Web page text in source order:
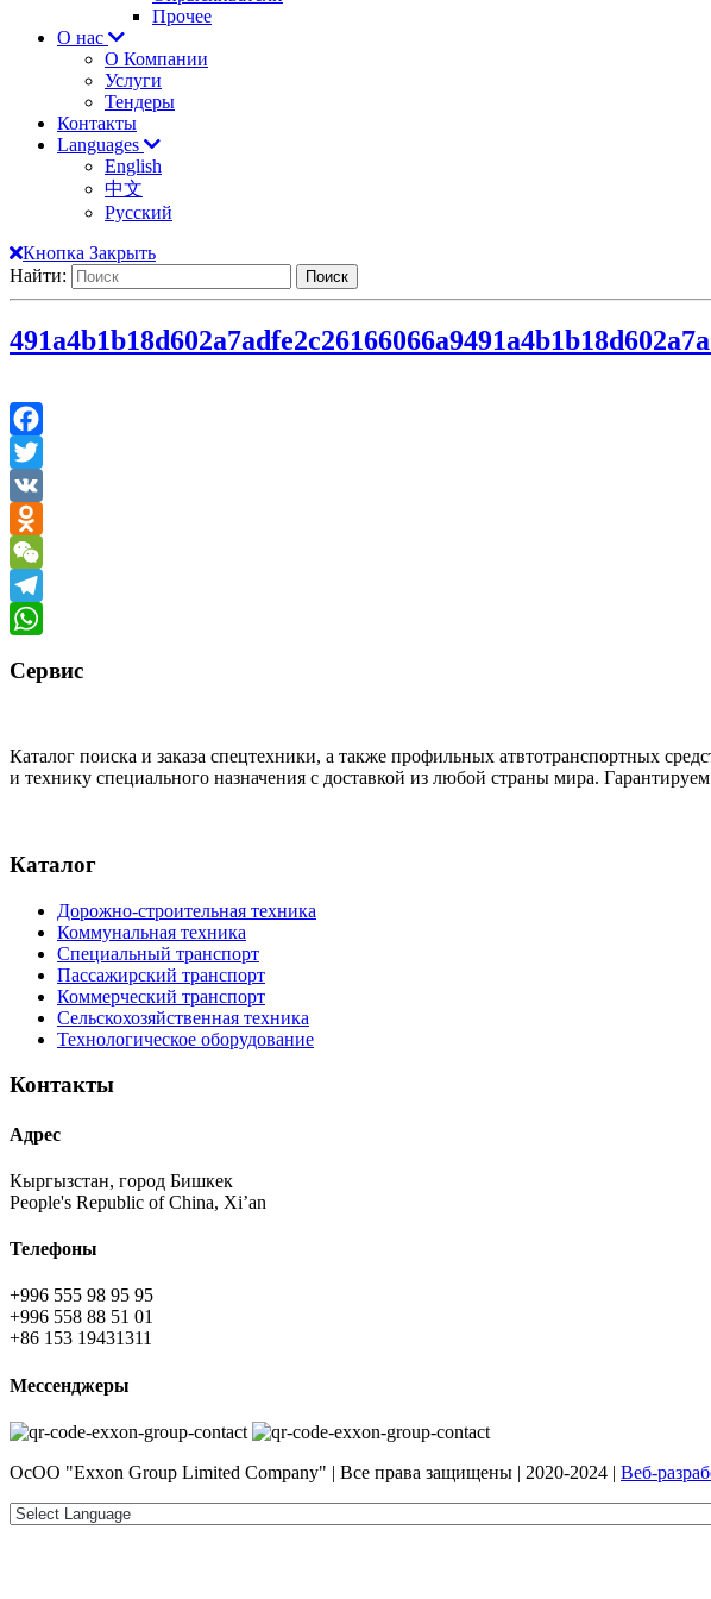
Прочее
О нас
О Компании
Услуги
Тендеры
Контакты
Languages
English
中文
Русский
Кнопка Закрыть
Найти:
491a4b1b18d602a7adfe2c26166066a9
Facebook
Twitter
VK
Odnoklassniki
WeChat
Telegram
Сервис
Каталог поиска и заказа спецтехники, а также профильных атвтотранспортных
и технику специального назначения с доставкой из любой страны мира.
Каталог
Дорожно-строительная техника
Коммунальная техника
Специальный транспорт
Пассажирский транспорт
Коммерческий транспорт
Сельскохозяйственная техника
Технологическое оборудование
Контакты
Адрес
Кыргызстан, город Бишкек
People's Republic of China, Xi’an
Телефоны
+996 555 98 95 95
+996 558 88 51 01
+86 153 19431311
Мессенджеры
ОсОО "Exxon Group Limited Company" | Все права защищены | 2020-2024 | Веб-